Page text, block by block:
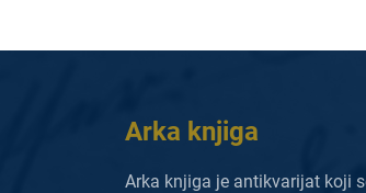
Arka knjiga
Arka knjiga je antikvarijat koji